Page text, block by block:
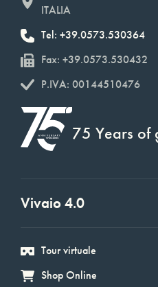
ITALIA
Tel: +39.0573.530364
Fax: +39.0573.530432
P.IVA: 00144510476
75 Years of
Vivaio 4.0
Tour virtuale
Shop Online